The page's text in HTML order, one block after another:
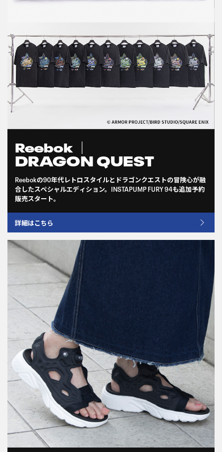
Reebok ｜
DRAGON QUEST
Reebokの90年代レトロスタイルとドラゴンクエストの冒険心が融
合したスペシャルエディション。INSTAPUMP FURY 94も追加予約
販売スタート。
詳細はこちら